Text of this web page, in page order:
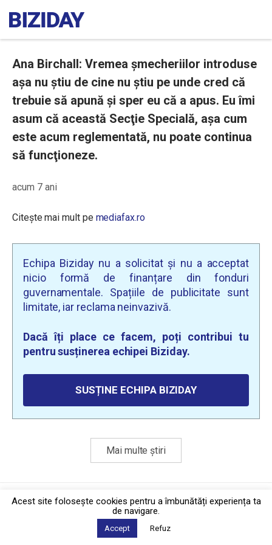
Ana Birchall: Vremea șmecheriilor introduse
așa nu știu de cine nu știu pe unde cred că
trebuie să apună și sper eu că a apus. Eu îmi
asum că această Secţie Specială, aşa cum
este acum reglementată, nu poate continua
să funcţioneze.
acum 7 ani
Citește mai mult pe mediafax.ro
Echipa Biziday nu a solicitat și nu a acceptat
nicio formă de finanțare din fonduri
guvernamentale. Spațiile de publicitate sunt
limitate, iar reclama neinvazivă.
Dacă îți place ce facem, poți contribui tu
pentru susținerea echipei Biziday.
SUSȚINE ECHIPA BIZIDAY
Mai multe știri
Politica de confidențialitate·Contact
2026 © Biziday
Acest site foloseşte cookies pentru a îmbunătăți experiența ta
de navigare.
Accept Refuz